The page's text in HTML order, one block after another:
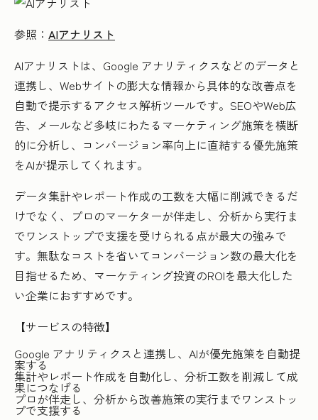
参照： AIアナリスト
AIアナリストは、Google アナリティクスなどのデータと
連携し、Webサイトの膨大な情報から具体的な改善点を
自動で提示するアクセス解析ツールです。SEOやWeb広
告、メールなど多岐にわたるマーケティング施策を横断
的に分析し、コンバージョン率向上に直結する優先施策
をAIが提示してくれます。
データ集計やレポート作成の工数を大幅に削減できるだ
けでなく、プロのマーケターが伴走し、分析から実行ま
でワンストップで支援を受けられる点が最大の強みで
す。無駄なコストを省いてコンバージョン数の最大化を
目指せるため、マーケティング投資のROIを最大化した
い企業におすすめです。
【サービスの特徴】
Google アナリティクスと連携し、AIが優先施策を自動提
案する
集計やレポート作成を自動化し、分析工数を削減して成
果につなげる
プロが伴走し、分析から改善施策の実行までワンストッ
プで支援する